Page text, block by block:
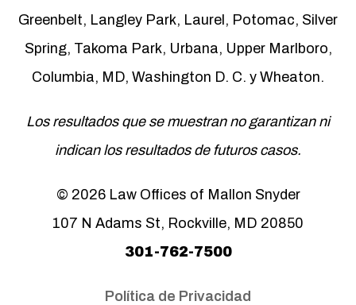
Greenbelt, Langley Park, Laurel, Potomac, Silver
Spring, Takoma Park, Urbana, Upper Marlboro,
Columbia, MD, Washington D. C. y Wheaton.
Los resultados que se muestran no garantizan ni
indican los resultados de futuros casos.
© 2026 Law Offices of Mallon Snyder
107 N Adams St, Rockville, MD 20850
301-762-7500
Política de Privacidad